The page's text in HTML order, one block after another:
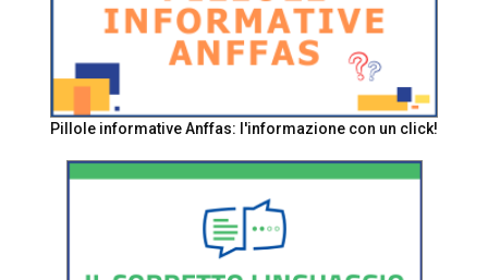
Pillole informative Anffas: l'informazione con un click!